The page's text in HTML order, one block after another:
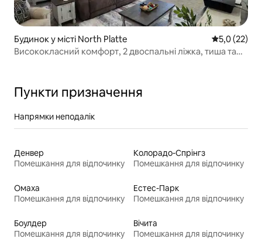
Будинок у місті North Platte Середня
5,0 (22)
Висококласний комфорт, 2 двоспальні ліжка, тиша та
Пункти призначення
Напрямки неподалік
Денвер
Помешкання для відпочинку
Колорадо-Спрінгз
Помешкання для відпочинку
Омаха
Помешкання для відпочинку
Естес-Парк
Помешкання для відпочинку
Боулдер
Помешкання для відпочинку
Вічита
Помешкання для відпочинку